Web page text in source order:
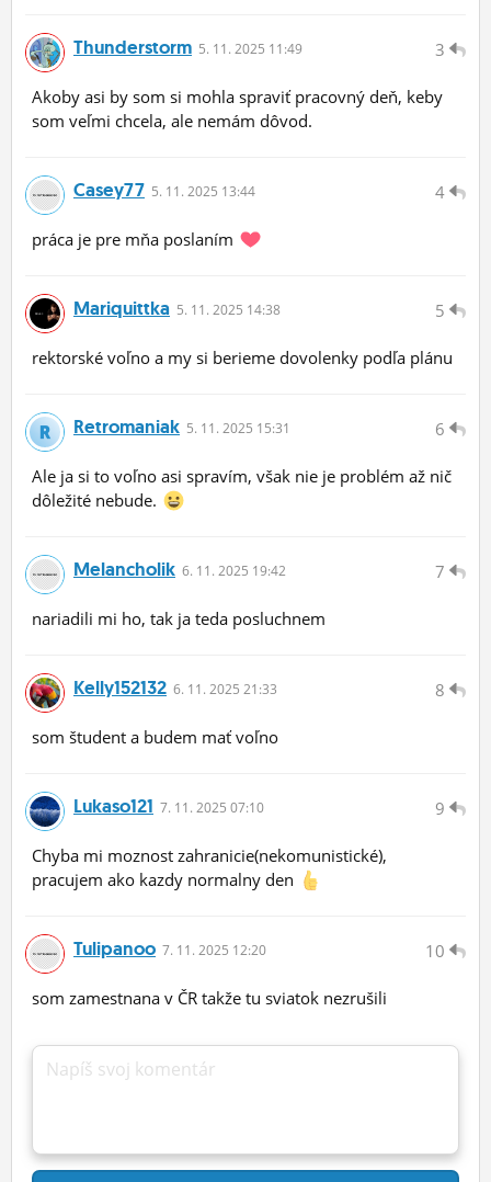
3
Thunderstorm 5. 11. 2025 11:49
Akoby asi by som si mohla spraviť pracovný deň, keby
som veľmi chcela, ale nemám dôvod.
4
Casey77 5. 11. 2025 13:44
práca je pre mňa poslaním
5
Mariquittka 5. 11. 2025 14:38
rektorské voľno a my si berieme dovolenky podľa plánu
6
Retromaniak 5. 11. 2025 15:31
Ale ja si to voľno asi spravím, však nie je problém až nič
dôležité nebude.
7
Melancholik 6. 11. 2025 19:42
nariadili mi ho, tak ja teda posluchnem
8
Kelly152132 6. 11. 2025 21:33
som študent a budem mať voľno
9
Lukaso121 7. 11. 2025 07:10
Chyba mi moznost zahranicie(nekomunistické),
pracujem ako kazdy normalny den
10
Tulipanoo 7. 11. 2025 12:20
som zamestnana v ČR takže tu sviatok nezrušili
Napíš svoj komentár